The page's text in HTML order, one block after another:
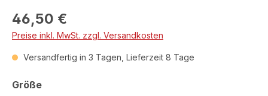
Regulärer Preis:
46,50 €
Preise inkl. MwSt. zzgl. Versandkosten
Versandfertig in 3 Tagen, Lieferzeit 8 Tage
Größeauswählen